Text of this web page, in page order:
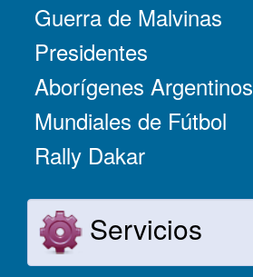
Guerra de Malvinas
Presidentes
Aborígenes Argentinos
Mundiales de Fútbol
Rally Dakar
Servicios